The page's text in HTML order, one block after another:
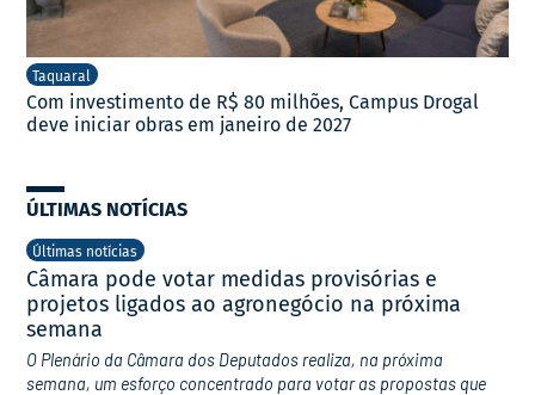
Taquaral
Com investimento de R$ 80 milhões, Campus Drogal
deve iniciar obras em janeiro de 2027
ÚLTIMAS NOTÍCIAS
Últimas notícias
Câmara pode votar medidas provisórias e
projetos ligados ao agronegócio na próxima
semana
O Plenário da Câmara dos Deputados realiza, na próxima
semana, um esforço concentrado para votar as propostas que